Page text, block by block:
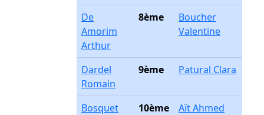
De
Amorim
Arthur
8ème
Boucher
Valentine
Dardel
Romain
9ème Patural Clara
Bosquet
10ème
Aït Ahmed